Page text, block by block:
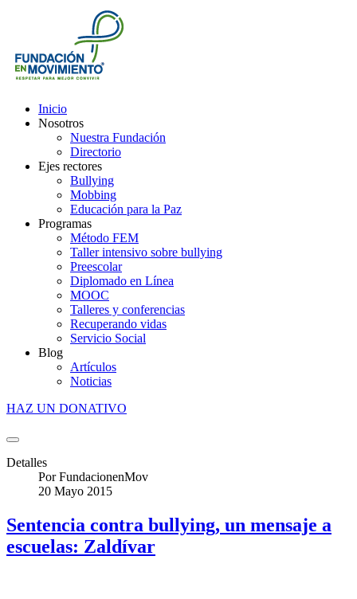
Inicio
Nosotros
Nuestra Fundación
Directorio
Ejes rectores
Bullying
Mobbing
Educación para la Paz
Programas
Método FEM
Taller intensivo sobre bullying
Preescolar
Diplomado en Línea
MOOC
Talleres y conferencias
Recuperando vidas
Servicio Social
Blog
Artículos
Noticias
HAZ UN DONATIVO
Detalles
PorFundacionenMov
20 Mayo 2015
Sentencia contra bullying, un mensaje a
escuelas: Zaldívar